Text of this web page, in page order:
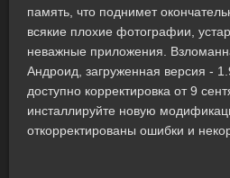
память, что поднимет
всякие плохие фотографии,
неважные приложения.
Андроид, загруженная версия -
доступно корректировка от 9
инсталлируйте новую
откорректированы ошибки и